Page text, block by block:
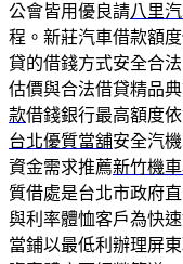
公會皆用優良請八里
程。新莊汽車借款額
貸的借錢方式安全合
估價與合法借貸精品
款借錢銀行最高額度
台北優質當舖安全汽
資金需求推薦新竹機
質借處是台北市政府
與利率體恤客戶為快
當鋪以最低利辦理屏